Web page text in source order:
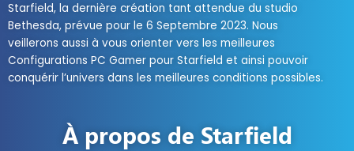
Starfield, la dernière création tant attendue du studio
Bethesda, prévue pour le 6 Septembre 2023. Nous
veillerons aussi à vous orienter vers les meilleures
Configurations PC Gamer pour Starfield et ainsi pouvoir
conquérir l’univers dans les meilleures conditions possibles.
À propos de Starfield